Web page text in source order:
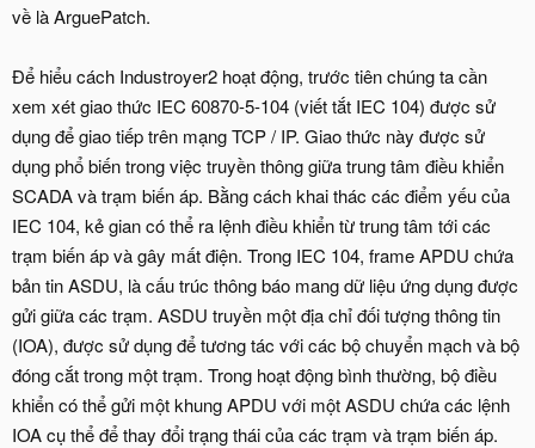
về là ArguePatch.
Để hiểu cách Industroyer2 hoạt động, trước tiên chúng ta cần
xem xét giao thức IEC 60870-5-104 (viết tắt IEC 104) được sử
dụng để giao tiếp trên mạng TCP / IP. Giao thức này được sử
dụng phổ biến trong việc truyền thông giữa trung tâm điều khiển
SCADA và trạm biến áp. Bằng cách khai thác các điểm yếu của
IEC 104, kẻ gian có thể ra lệnh điều khiển từ trung tâm tới các
trạm biến áp và gây mất điện. Trong IEC 104, frame APDU chứa
bản tin ASDU, là cấu trúc thông báo mang dữ liệu ứng dụng được
gửi giữa các trạm. ASDU truyền một địa chỉ đối tượng thông tin
(IOA), được sử dụng để tương tác với các bộ chuyển mạch và bộ
đóng cắt trong một trạm. Trong hoạt động bình thường, bộ điều
khiển có thể gửi một khung APDU với một ASDU chứa các lệnh
IOA cụ thể để thay đổi trạng thái của các trạm và trạm biến áp.